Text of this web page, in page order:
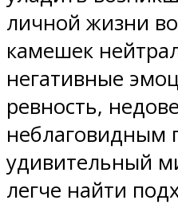
личной жизни
камешек
негативные
ревность,
неблаговидным
удивительный
легче найти